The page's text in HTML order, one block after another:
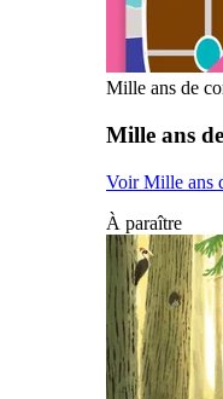
Mille ans de
Mille ans
Voir Mille ans
À paraître